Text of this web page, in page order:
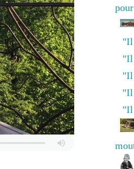
"Il
"Il
"Il
"Il
"Il